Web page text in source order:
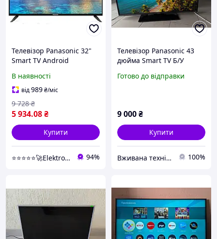
Телевізор Panasonic 32"
Smart TV Android
T2/ блютуз + голосове
управління
В наявності
від989₴/міс
5 934.08₴
9 728 ₴
Купити
⭐⭐⭐⭐⭐🚀Elektroniki-net 94%
Телевізор Panasonic 43
дюйма Smart TV Б/У
Готово до відправки
9 000₴
Купити
Вживана техніка з Європи 100%